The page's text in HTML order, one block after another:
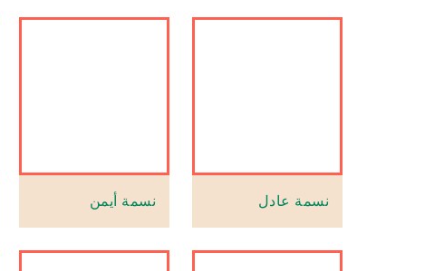
نسمة عادل نسمة أيمن